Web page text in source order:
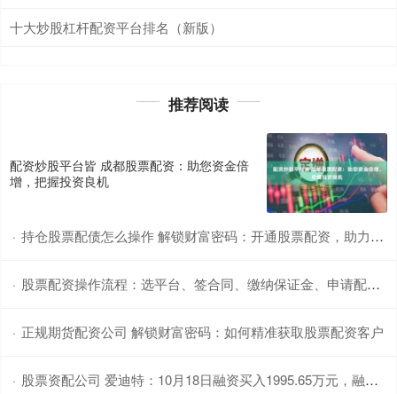
十大炒股杠杆配资平台排名（新版）
推荐阅读
配资炒股平台皆 成都股票配资：助您资金倍
增，把握投资良机
· 持仓股票配债怎么操作 解锁财富密码：开通股票配资，助力投资腾飞
· 股票配资操作流程：选平台、签合同、缴纳保证金、申请配资、买入股票、平仓结算。
· 正规期货配资公司 解锁财富密码：如何精准获取股票配资客户
· 股票资配公司 爱迪特：10月18日融资买入1995.65万元，融资融券余额8363.22万元